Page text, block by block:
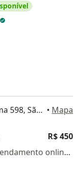
Alameda Joaquim Eugênio de Lima 598, São Paulo • Mapa
R$ 450
Esse especialista não oferece agendamento online para esse endereço.